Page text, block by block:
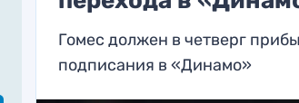
Гомес должен в четверг
подписания в «Динамо»